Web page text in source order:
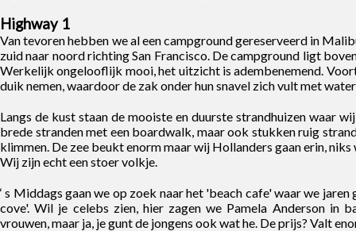
Highway 1
Van tevoren hebben we al een campground gereserveerd in
zuid naar noord richting San Francisco. De campground ligt
Werkelijk ongelooflijk mooi, het uitzicht is adembenemend.
duik nemen, waardoor de zak onder hun snavel zich vult met
Langs de kust staan de mooiste en duurste strandhuizen waar
brede stranden met een boardwalk, maar ook stukken ruig
klimmen. De zee beukt enorm maar wij Hollanders gaan erin,
Wij zijn echt een stoer volkje.
‘ s Middags gaan we op zoek naar het 'beach cafe' waar we
cove'. Wil je celebs zien, hier zagen we Pamela Anderson in
vrouwen, maar ja, je gunt de jongens ook wat he. De prijs? Valt